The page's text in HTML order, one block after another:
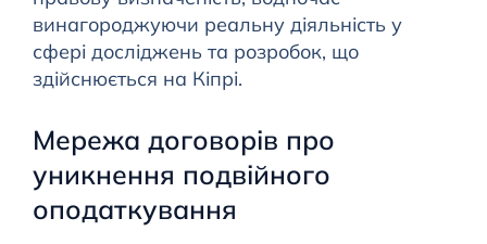
винагороджуючи реальну діяльність у
сфері досліджень та розробок, що
здійснюється на Кіпрі.
Мережа договорів про
уникнення подвійного
оподаткування